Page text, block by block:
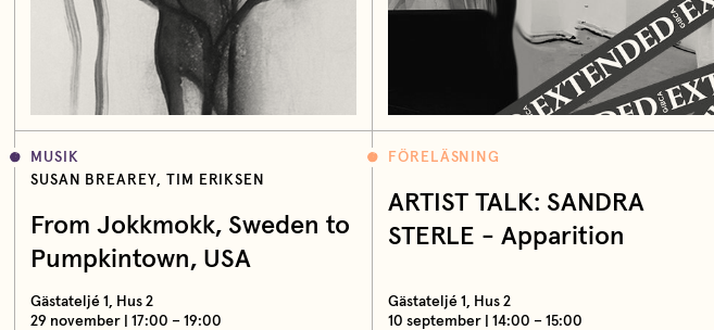
MUSIK
SUSAN BREAREY, TIM ERIKSEN
From Jokkmokk, Sweden to
Pumpkintown, USA
Gästateljé 1, Hus 2
29 november | 17:00 – 19:00
FÖRELÄSNING
ARTIST TALK: SANDRA
STERLE - Apparition
Gästateljé 1, Hus 2
10 september | 14:00 – 15:00